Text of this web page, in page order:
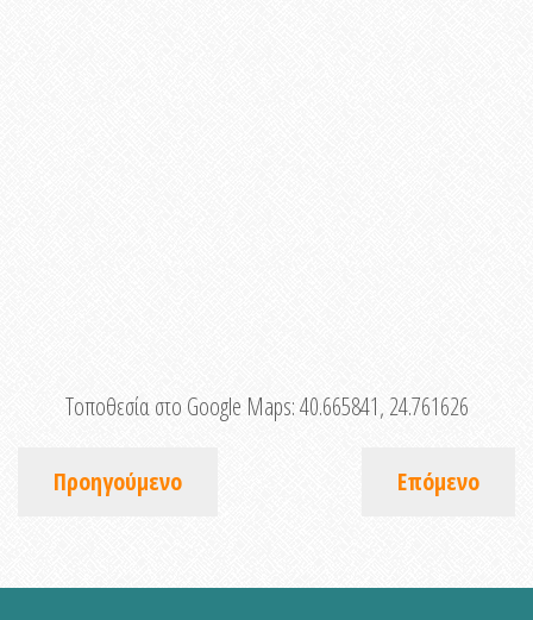
Τοποθεσία στο Google Maps:40.665841, 24.761626
Προηγούμενο Επόμενο